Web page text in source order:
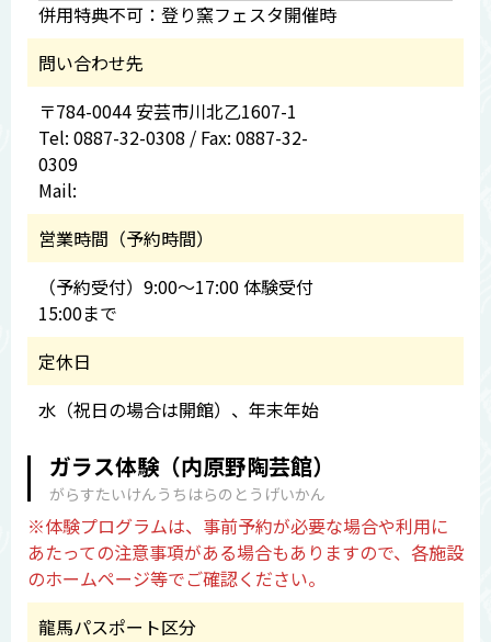
併用特典不可：登り窯フェスタ開催時
問い合わせ先
〒784-0044 安芸市川北乙1607-1
Tel: 0887-32-0308 / Fax: 0887-32-
0309
Mail:
営業時間（予約時間）
（予約受付）9:00～17:00 体験受付
15:00まで
定休日
水（祝日の場合は開館）、年末年始
ガラス体験（内原野陶芸館）
がらすたいけんうちはらのとうげいかん
※体験プログラムは、事前予約が必要な場合や利用に
あたっての注意事項がある場合もありますので、各施設
のホームページ等でご確認ください。
龍馬パスポート区分